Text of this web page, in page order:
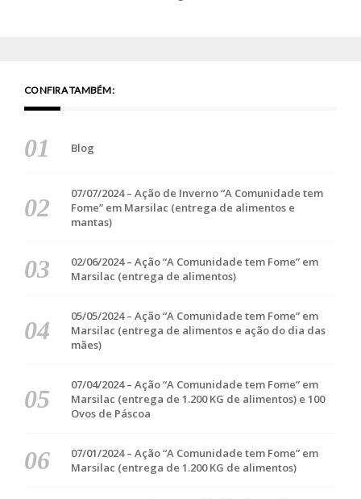
CONFIRA TAMBÉM:
Blog
07/07/2024 – Ação de Inverno “A Comunidade tem
Fome” em Marsilac (entrega de alimentos e
mantas)
02/06/2024 – Ação “A Comunidade tem Fome” em
Marsilac (entrega de alimentos)
05/05/2024 – Ação “A Comunidade tem Fome” em
Marsilac (entrega de alimentos e ação do dia das
mães)
07/04/2024 – Ação “A Comunidade tem Fome” em
Marsilac (entrega de 1.200 KG de alimentos) e 100
Ovos de Páscoa
07/01/2024 – Ação “A Comunidade tem Fome” em
Marsilac (entrega de 1.200 KG de alimentos)